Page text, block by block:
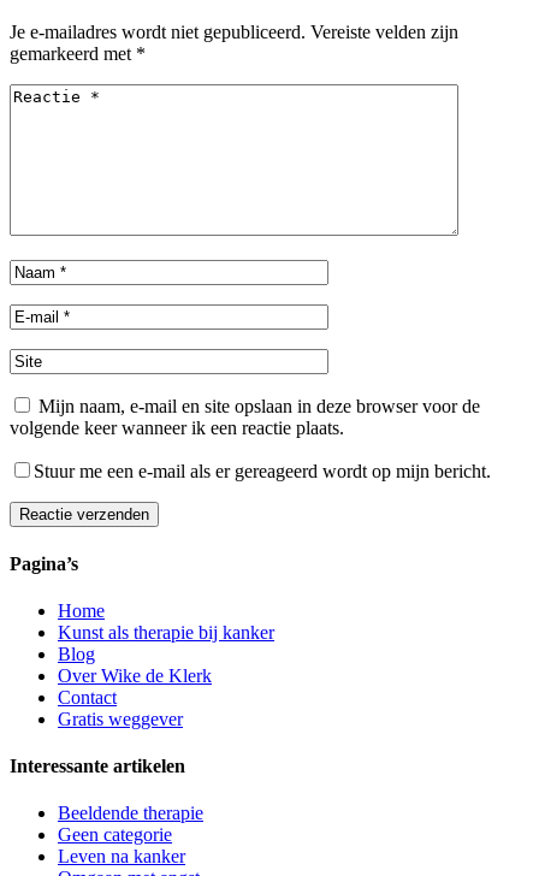
Je e-mailadres wordt niet gepubliceerd. Vereiste velden zijn
gemarkeerd met *
Mijn naam, e-mail en site opslaan in deze browser voor de
volgende keer wanneer ik een reactie plaats.
Stuur me een e-mail als er gereageerd wordt op mijn bericht.
Reactie verzenden
Pagina’s
Home
Kunst als therapie bij kanker
Blog
Over Wike de Klerk
Contact
Gratis weggever
Interessante artikelen
Beeldende therapie
Geen categorie
Leven na kanker